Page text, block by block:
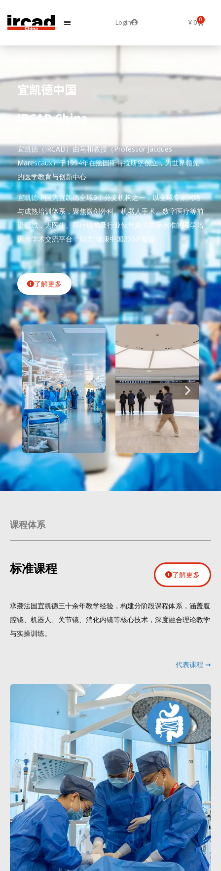
Login ¥0 0
宜凯德中国
IRCAD China
宜凯德（IRCAD）由马和教授（Professor Jacques
Marescaux）于1994年在法国斯特拉斯堡创立，为世界领先
的医学教育与创新中心
宜凯德中国为宜凯德全球9个分支机构之一，以全球专家网络
与成熟培训体系，聚焦微创外科、机器人手术、数字医疗等前
沿领域，为医生、医疗机构及行业伙伴提供国际水准的医学培
训与学术交流平台，助力“健康中国2030”建设
了解更多
课程体系
标准课程 了解更多
承袭法国宜凯德三十余年教学经验，构建分阶段课程体系，涵盖腹
腔镜、机器人、关节镜、消化内镜等核心技术，深度融合理论教学
与实操训练。
代表课程 ➞